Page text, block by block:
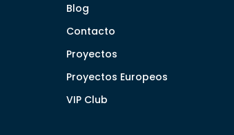
Blog
Contacto
Proyectos
Proyectos Europeos
VIP Club